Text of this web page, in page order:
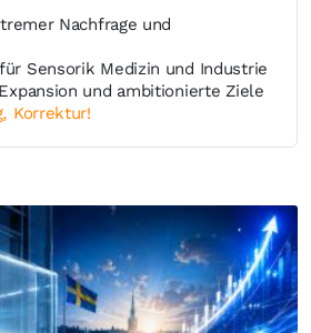
Nachfrage und
Sensorik Medizin und Industrie
und ambitionierte Ziele
Korrektur!